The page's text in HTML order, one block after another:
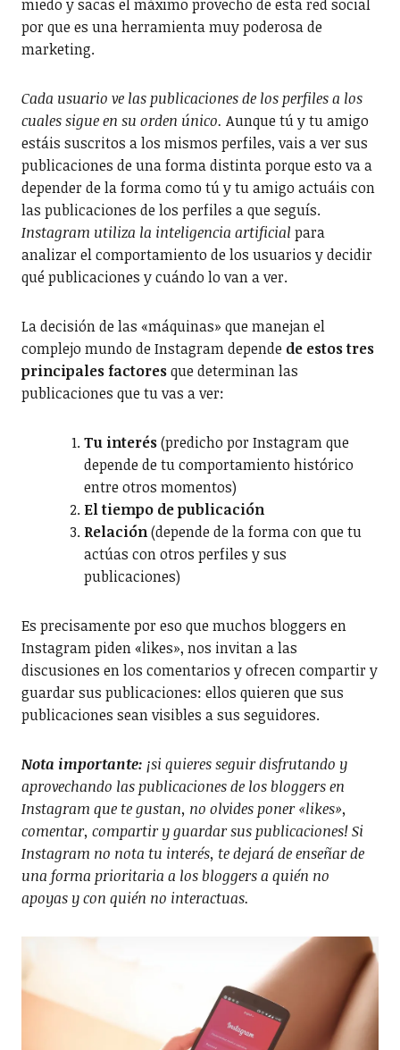
miedo y sacas el máximo provecho de esta red social
por que es una herramienta muy poderosa de
marketing.
Cada usuario ve las publicaciones de los perfiles a los
cuales sigue en su orden único. Aunque tú y tu amigo
estáis suscritos a los mismos perfiles, vais a ver sus
publicaciones de una forma distinta porque esto va a
depender de la forma como tú y tu amigo actuáis con
las publicaciones de los perfiles a que seguís.
Instagram utiliza la inteligencia artificial para
analizar el comportamiento de los usuarios y decidir
qué publicaciones y cuándo lo van a ver.
La decisión de las «máquinas» que manejan el
complejo mundo de Instagram depende de estos tres
principales factoresque determinan las
publicaciones que tu vas a ver:
Tu interés(predicho por Instagram que
depende de tu comportamiento histórico
entre otros momentos)
El tiempo de publicación
Relación(depende de la forma con que tu
actúas con otros perfiles y sus
publicaciones)
Es precisamente por eso que muchos bloggers en
Instagram piden «likes», nos invitan a las
discusiones en los comentarios y ofrecen compartir y
guardar sus publicaciones: ellos quieren que sus
publicaciones sean visibles a sus seguidores.
Nota importante: ¡si quieres seguir disfrutando y
aprovechando las publicaciones de los bloggers en
Instagram que te gustan, no olvides poner «likes»,
comentar, compartir y guardar sus publicaciones! Si
Instagram no nota tu interés, te dejará de enseñar de
una forma prioritaria a los bloggers a quién no
apoyas y con quién no interactuas.